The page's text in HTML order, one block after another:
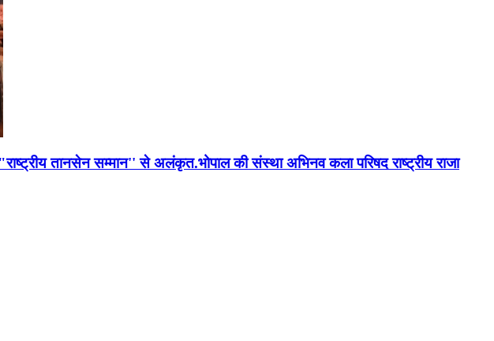
तानसेन सम्मान'' से अलंकृत.भोपाल की संस्था अभिनव कला परिषद राष्ट्रीय राजा